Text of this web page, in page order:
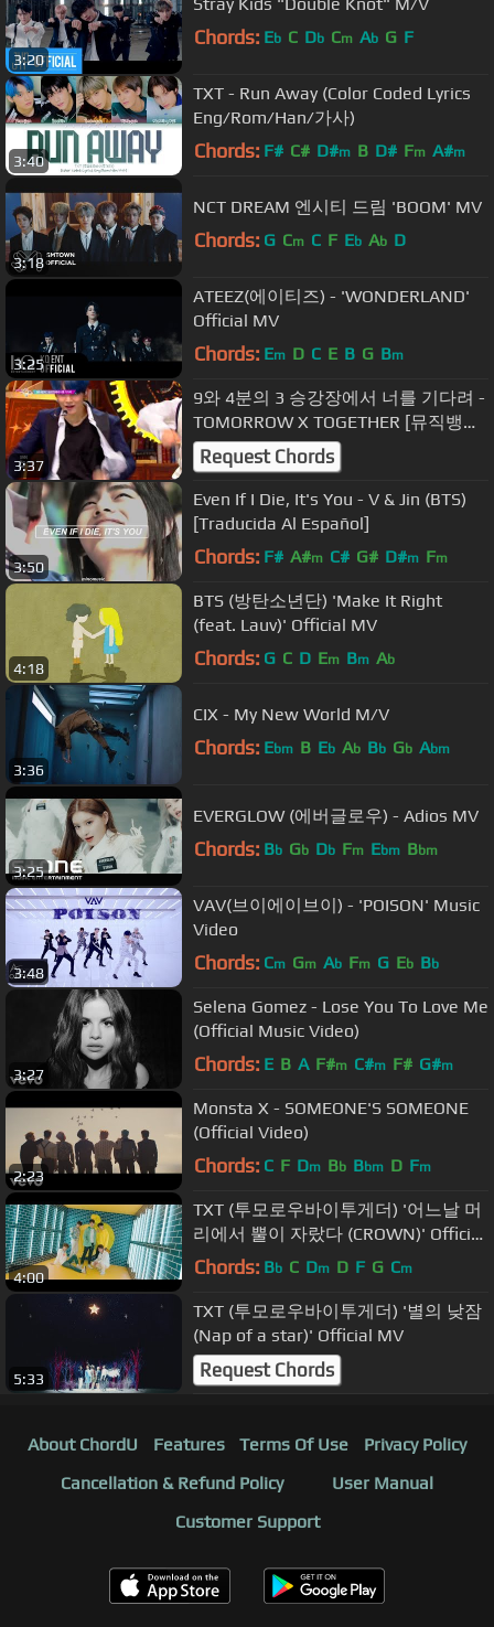
3:20
Chords: Eb C Db Cm Ab G F
3:40
TXT - Run Away (Color Coded Lyrics
Eng/Rom/Han/가사)
Chords: F# C# D#m B D# Fm A#m
3:18
NCT DREAM 엔시티 드림 'BOOM' MV
Chords: G Cm C F Eb Ab D
3:25
ATEEZ(에이티즈) - 'WONDERLAND'
Official MV
Chords: Em D C E B G Bm
3:37
9와 4분의 3 승강장에서 너를 기다려 -
TOMORROW X TOGETHER [뮤직뱅크
Music Bank] 20191025
Request Chords
3:50
Even If I Die, It's You - V & Jin (BTS)
[Traducida Al Español]
Chords: F# A#m C# G# D#m Fm
4:18
BTS (방탄소년단) 'Make It Right
(feat. Lauv)' Official MV
Chords: G C D Em Bm Ab
3:36
CIX - My New World M/V
Chords: Ebm B Eb Ab Bb Gb Abm
3:25
EVERGLOW (에버글로우) - Adios MV
Chords: Bb Gb Db Fm Ebm Bbm
3:48
VAV(브이에이브이) - 'POISON' Music
Video
Chords: Cm Gm Ab Fm G Eb Bb
3:27
Selena Gomez - Lose You To Love Me
(Official Music Video)
Chords: E B A F#m C#m F# G#m
2:23
Monsta X - SOMEONE'S SOMEONE
(Official Video)
Chords: C F Dm Bb Bbm D Fm
4:00
TXT (투모로우바이투게더) '어느날 머
리에서 뿔이 자랐다 (CROWN)' Official
MV
Chords: Bb C Dm D F G Cm
5:33
TXT (투모로우바이투게더) '별의 낮잠
(Nap of a star)' Official MV
Request Chords
About ChordU Features Terms Of Use
Privacy Policy
Cancellation & Refund Policy
User Manual
Customer Support